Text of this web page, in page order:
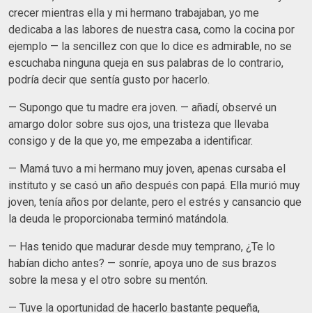
crecer mientras ella y mi hermano trabajaban, yo me
dedicaba a las labores de nuestra casa, como la cocina por
ejemplo — la sencillez con que lo dice es admirable, no se
escuchaba ninguna queja en sus palabras de lo contrario,
podría decir que sentía gusto por hacerlo.
— Supongo que tu madre era joven. — añadí, observé un
amargo dolor sobre sus ojos, una tristeza que llevaba
consigo y de la que yo, me empezaba a identificar.
— Mamá tuvo a mi hermano muy joven, apenas cursaba el
instituto y se casó un año después con papá. Ella murió muy
joven, tenía años por delante, pero el estrés y cansancio que
la deuda le proporcionaba terminó matándola.
— Has tenido que madurar desde muy temprano, ¿Te lo
habían dicho antes? — sonríe, apoya uno de sus brazos
sobre la mesa y el otro sobre su mentón.
— Tuve la oportunidad de hacerlo bastante pequeña,